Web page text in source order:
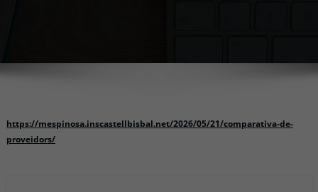
https://mespinosa.inscastellbisbal.net/2026/05/21/comparativa-de-
proveidors/